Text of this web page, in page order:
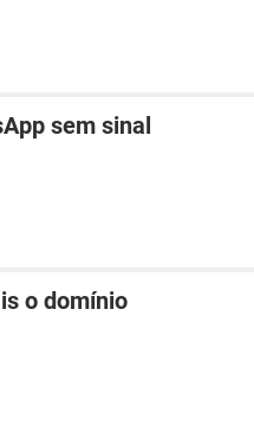
sem sinal
o domínio